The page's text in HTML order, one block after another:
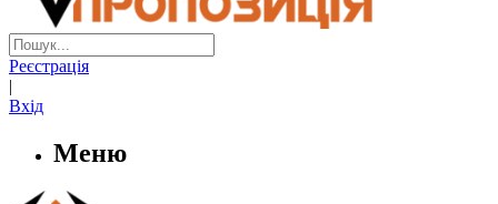
Реєстрація
|
Вхід
Меню